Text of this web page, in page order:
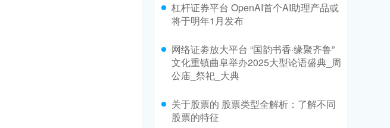
杠杆证券平台 OpenAI首个AI助理产品或
将于明年1月发布
网络证劵放大平台 “国韵书香·缘聚齐鲁”
文化重镇曲阜举办2025大型论语盛典_周
公庙_祭祀_大典
关于股票的 股票类型全解析：了解不同
股票的特征